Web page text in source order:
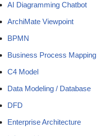
AI Diagramming Chatbot
ArchiMate Viewpoint
BPMN
Business Process Mapping
C4 Model
Data Modeling / Database
DFD
Enterprise Architecture